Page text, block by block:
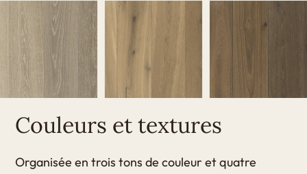
Couleurs et textures
Organisée en trois tons de couleur et quatre